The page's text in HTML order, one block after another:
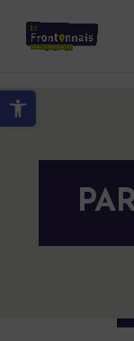
Ouvrir la barre d’outils